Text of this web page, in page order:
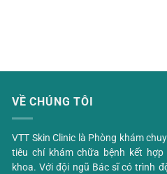
VỀ CHÚNG TÔI
VTT Skin Clinic là Phòng khám
tiêu chí khám chữa bệnh kết
khoa. Với đội ngũ Bác sĩ có trình